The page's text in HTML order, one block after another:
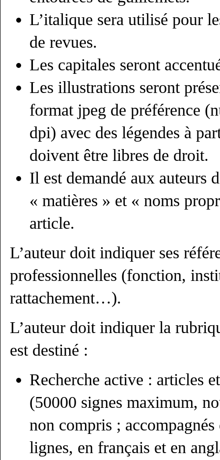
L’italique sera utilisé pour
de revues.
Les capitales seront
Les illustrations seront
format jpeg de préférence
dpi) avec des légendes à
doivent être libres de droit.
Il est demandé aux auteurs
« matières » et « noms
article.
L’auteur doit indiquer ses
professionnelles (fonction,
rattachement…).
L’auteur doit indiquer la
est destiné :
Recherche active : articles
(50000 signes maximum,
non compris ; accompagnés
lignes, en français et en